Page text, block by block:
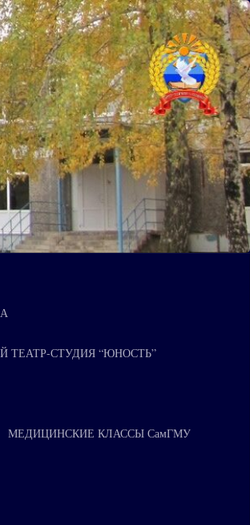
ТЕАТР-СТУДИЯ “ЮНОСТЬ”
МЕДИЦИНСКИЕ КЛАССЫ СамГМУ